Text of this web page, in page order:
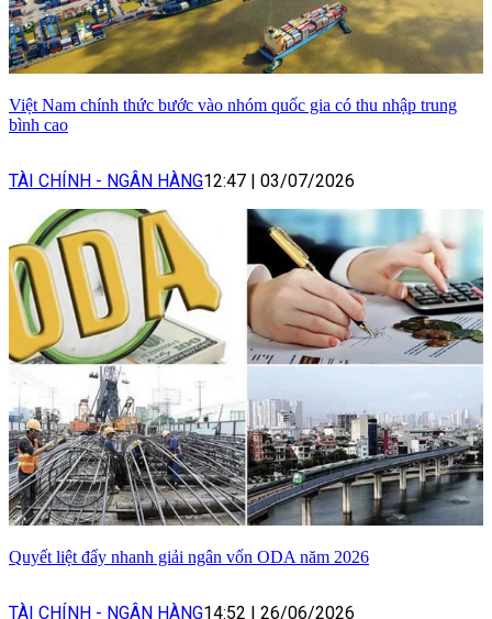
Việt Nam chính thức bước vào nhóm quốc gia có thu nhập trung
bình cao
TÀI CHÍNH - NGÂN HÀNG12:47 03/07/2026
Quyết liệt đẩy nhanh giải ngân vốn ODA năm 2026
TÀI CHÍNH - NGÂN HÀNG14:52 26/06/2026